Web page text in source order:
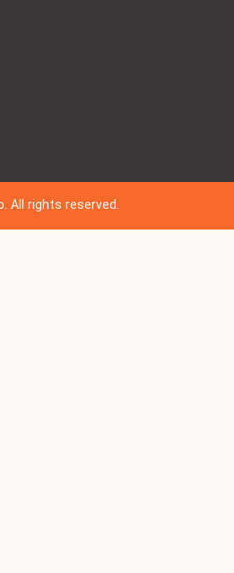
All rights reserved.